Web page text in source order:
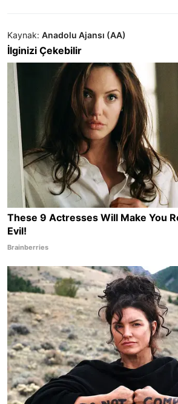
Kaynak: Anadolu Ajansı (AA)